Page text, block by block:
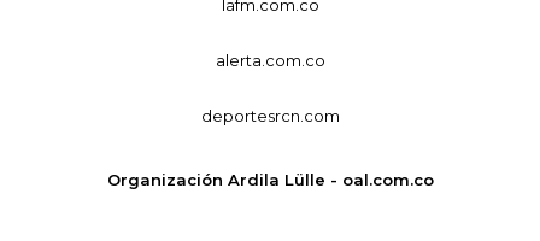
lafm.com.co
alerta.com.co
deportesrcn.com
Organización Ardila Lülle - oal.com.co